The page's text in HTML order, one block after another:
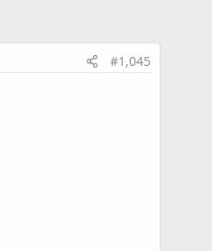
#1,045